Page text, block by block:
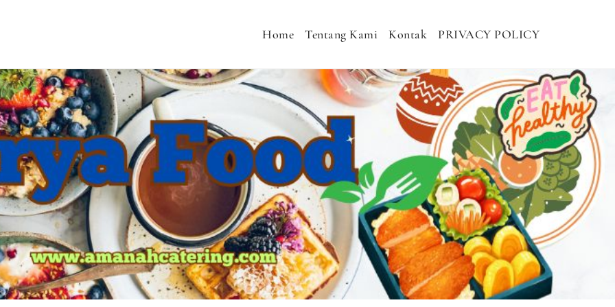
MENU SEHAT, CATERING PERNIKAHAN, JASA AQIQAH MURAH, NASI KOTAK SEHAT, NASI
Home Tentang Kami Kontak PRIVACY POLICY